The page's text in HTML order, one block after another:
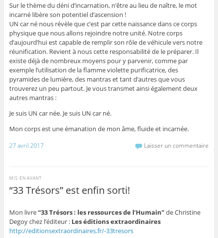
Sur le thème du déni d’incarnation, n’être au lieu de naître, le mot
incarné libère son potentiel d’ascension !
UN car né nous révèle que c’est par cette naissance dans ce corps
physique que nous allons rejoindre notre unité. Notre corps
d’aujourd’hui est capable de remplir son rôle de véhicule vers notre
réunification. Revient à nous cette responsabilité de le préparer. Il
existe déjà de nombreux moyens pour y parvenir, comme par
exemple l’utilisation de la flamme violette purificatrice, des
pyramides de lumière, des mantras et tant d’autres que vous
trouverez un peu partout. Je vous transmet ainsi également deux
autres mantras :
Je suis UN car née. Je suis UN car né.
Mon corps est une émanation de mon âme, fluide et incarnée.
27 avril 2017 Laisser un commentaire
“33 Trésors” est enfin sorti!
MIS EN AVANT
Mon livre“33 Trésors : les ressources de l’Humain”de Christine
Degoychez l’éditeur :Les éditionsextraordinaires
http://editionsextraordinaires.fr/-33tresors